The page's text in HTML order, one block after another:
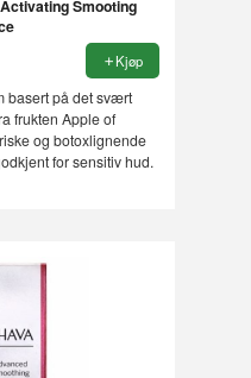
Smooting
Kjøp
basert på det svært
frukten Apple of
og botoxlignende
for sensitiv hud.